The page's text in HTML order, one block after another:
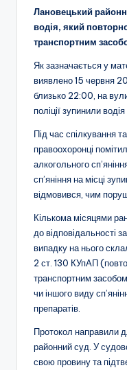
Лановецький
водія, який
транспортним
Як зазначається у
виявлено 15 червня
близько 22:00, на
поліції зупинили
Під час спілкування
правоохоронці
алкогольного
сп’яніння на місці
відмовився, чим
Кількома місяцями
до відповідальності
випадку на нього
2 ст. 130 КУпАП
транспортним
чи іншого виду
препаратів.
Протокол направили
районний суд. У
свою провину та